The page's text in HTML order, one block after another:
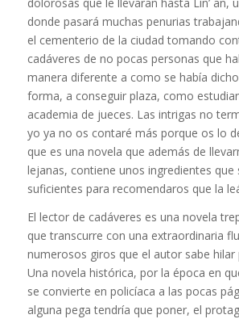
donde pasará muchas penurias
el cementerio de la ciudad tomando
cadáveres de no pocas personas que
manera diferente a como se había
forma, a conseguir plaza, como
academia de jueces. Las intrigas no
yo ya no os contaré más porque os lo
que es una novela que además de
lejanas, contiene unos ingredientes que
suficientes para recomendaros que la
El lector de cadáveres es una novela
que transcurre con una extraordinaria
numerosos giros que el autor sabe
Una novela histórica, por la época en
se convierte en policíaca a las pocas
alguna pega tendría que poner, el